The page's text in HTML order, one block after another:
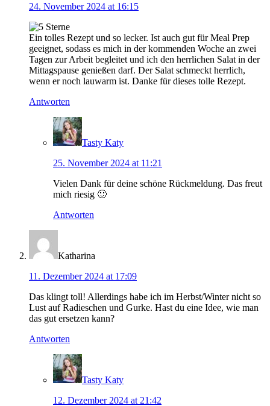
24. November 2024 at 16:15
Ein tolles Rezept und so lecker. Ist auch gut für Meal Prep
geeignet, sodass es mich in der kommenden Woche an zwei
Tagen zur Arbeit begleitet und ich den herrlichen Salat in der
Mittagspause genießen darf. Der Salat schmeckt herrlich,
wenn er noch lauwarm ist. Danke für dieses tolle Rezept.
Antworten
Tasty Katy
25. November 2024 at 11:21
Vielen Dank für deine schöne Rückmeldung. Das freut
mich riesig 🙂
Antworten
Katharina
11. Dezember 2024 at 17:09
Das klingt toll! Allerdings habe ich im Herbst/Winter nicht so
Lust auf Radieschen und Gurke. Hast du eine Idee, wie man
das gut ersetzen kann?
Antworten
Tasty Katy
12. Dezember 2024 at 21:42